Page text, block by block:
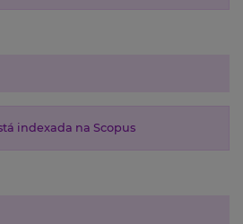
indexada na Scopus